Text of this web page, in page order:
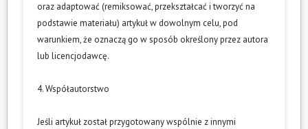
oraz adaptować (remiksować, przekształcać i tworzyć na
podstawie materiału) artykuł w dowolnym celu, pod
warunkiem, że oznaczą go w sposób określony przez autora
lub licencjodawcę.
4. Współautorstwo
Jeśli artykuł został przygotowany wspólnie z innymi